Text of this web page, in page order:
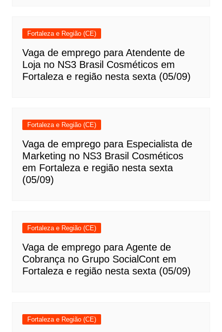
Fortaleza e Região (CE)
Vaga de emprego para Atendente de
Loja no NS3 Brasil Cosméticos em
Fortaleza e região nesta sexta (05/09)
Fortaleza e Região (CE)
Vaga de emprego para Especialista de
Marketing no NS3 Brasil Cosméticos
em Fortaleza e região nesta sexta
(05/09)
Fortaleza e Região (CE)
Vaga de emprego para Agente de
Cobrança no Grupo SocialCont em
Fortaleza e região nesta sexta (05/09)
Fortaleza e Região (CE)